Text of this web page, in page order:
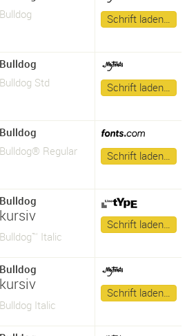
Bulldog
Schrift laden…
Bulldog
Bulldog Std
Schrift laden…
Bulldog
Bulldog® Regular
Schrift laden…
Bulldog
kursiv
Bulldog™ Italic
Schrift laden…
Bulldog
kursiv
Bulldog Italic
Schrift laden…